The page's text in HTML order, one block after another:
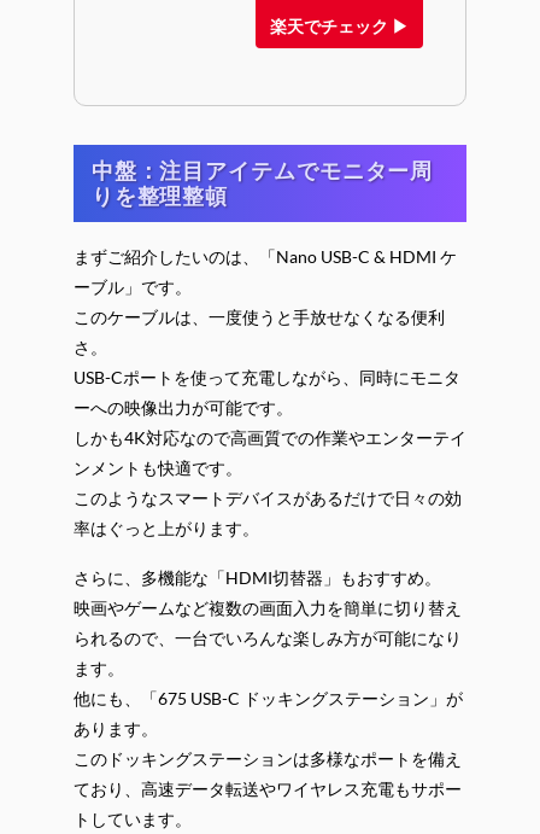
楽天でチェック ▶
中盤：注目アイテムでモニター周
りを整理整頓
まずご紹介したいのは、「Nano USB-C & HDMI ケ
ーブル」です。
このケーブルは、一度使うと手放せなくなる便利
さ。
USB-Cポートを使って充電しながら、同時にモニタ
ーへの映像出力が可能です。
しかも4K対応なので高画質での作業やエンターテイ
ンメントも快適です。
このようなスマートデバイスがあるだけで日々の効
率はぐっと上がります。
さらに、多機能な「HDMI切替器」もおすすめ。
映画やゲームなど複数の画面入力を簡単に切り替え
られるので、一台でいろんな楽しみ方が可能になり
ます。
他にも、「675 USB-C ドッキングステーション」が
あります。
このドッキングステーションは多様なポートを備え
ており、高速データ転送やワイヤレス充電もサポー
トしています。